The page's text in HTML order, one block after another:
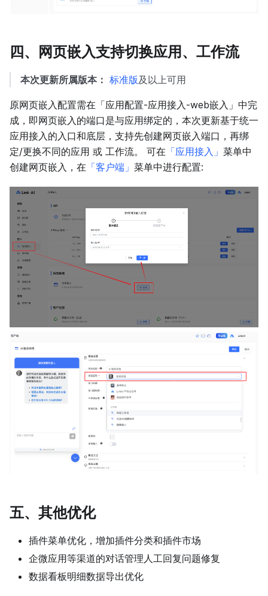
四、网页嵌入支持切换应用、工作流
本次更新所属版本： 标准版及以上可用
原网页嵌入配置需在「应用配置-应用接入-web嵌入」中完
成，即网页嵌入的端口是与应用绑定的，本次更新基于统一
应用接入的入口和底层，支持先创建网页嵌入端口，再绑
定/更换不同的应用 或 工作流。 可在 「应用接入」 菜单中
创建网页嵌入，在 「客户端」 菜单中进行配置:
五、其他优化
插件菜单优化，增加插件分类和插件市场
企微应用等渠道的对话管理人工回复问题修复
数据看板明细数据导出优化